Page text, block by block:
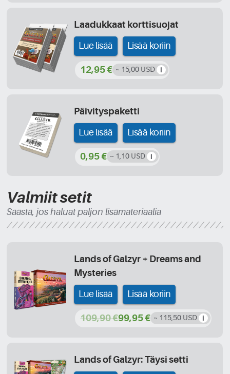
Laadukkaat korttisuojat
Lue lisää Lisää koriin
12,95 € ~ 15,00 USD
Päivityspaketti
Lue lisää Lisää koriin
0,95 € ~ 1,10 USD
Valmiit setit
Säästä, jos haluat paljon lisämateriaalia
Lands of Galzyr + Dreams and
Mysteries
Lue lisää Lisää koriin
109,90 €99,95 € ~ 115,50 USD
Lands of Galzyr: Täysi setti